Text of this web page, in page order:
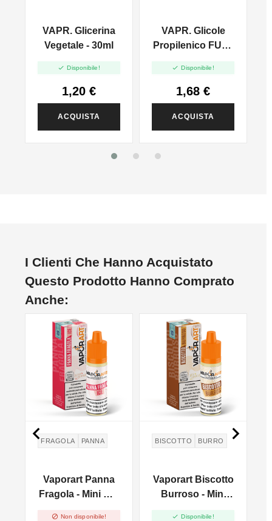
VAPR. Glicerina
Vegetale - 30ml
 Disponibile!
1,20 €
ACQUISTA
VAPR. Glicole
Propilenico FULL
 Disponibile!
1,68 €
ACQUISTA
I Clienti Che Hanno Acquistato
Questo Prodotto Hanno Comprato
Anche:
FRAGOLA PANNA
Vaporart Panna
Fragola - Mini Mix
 Non disponibile!
NON DISPONIBILE
BISCOTTO BURRO
Vaporart Biscotto
Burroso - Mini
 Disponibile!
 